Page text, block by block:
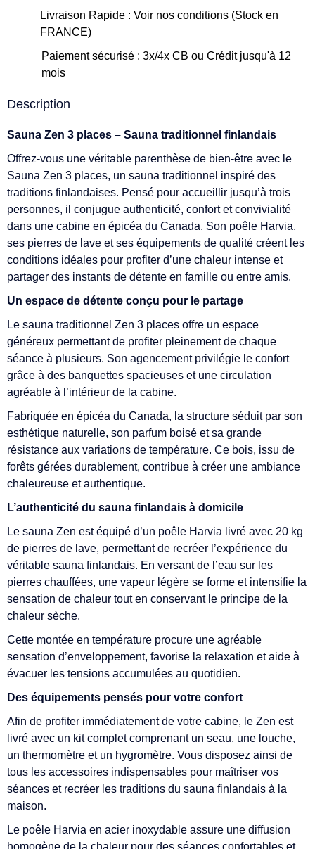
Livraison Rapide : Voir nos conditions (Stock en
FRANCE)
Paiement sécurisé : 3x/4x CB ou Crédit jusqu'à 12
mois
Description
Sauna Zen 3 places – Sauna traditionnel finlandais
Offrez-vous une véritable parenthèse de bien-être avec le
Sauna Zen 3 places, un sauna traditionnel inspiré des
traditions finlandaises. Pensé pour accueillir jusqu’à trois
personnes, il conjugue authenticité, confort et convivialité
dans une cabine en épicéa du Canada. Son poêle Harvia,
ses pierres de lave et ses équipements de qualité créent les
conditions idéales pour profiter d’une chaleur intense et
partager des instants de détente en famille ou entre amis.
Un espace de détente conçu pour le partage
Le sauna traditionnel Zen 3 places offre un espace
généreux permettant de profiter pleinement de chaque
séance à plusieurs. Son agencement privilégie le confort
grâce à des banquettes spacieuses et une circulation
agréable à l’intérieur de la cabine.
Fabriquée en épicéa du Canada, la structure séduit par son
esthétique naturelle, son parfum boisé et sa grande
résistance aux variations de température. Ce bois, issu de
forêts gérées durablement, contribue à créer une ambiance
chaleureuse et authentique.
L’authenticité du sauna finlandais à domicile
Le sauna Zen est équipé d’un poêle Harvia livré avec 20 kg
de pierres de lave, permettant de recréer l’expérience du
véritable sauna finlandais. En versant de l’eau sur les
pierres chauffées, une vapeur légère se forme et intensifie la
sensation de chaleur tout en conservant le principe de la
chaleur sèche.
Cette montée en température procure une agréable
sensation d’enveloppement, favorise la relaxation et aide à
évacuer les tensions accumulées au quotidien.
Des équipements pensés pour votre confort
Afin de profiter immédiatement de votre cabine, le Zen est
livré avec un kit complet comprenant un seau, une louche,
un thermomètre et un hygromètre. Vous disposez ainsi de
tous les accessoires indispensables pour maîtriser vos
séances et recréer les traditions du sauna finlandais à la
maison.
Le poêle Harvia en acier inoxydable assure une diffusion
homogène de la chaleur pour des séances confortables et